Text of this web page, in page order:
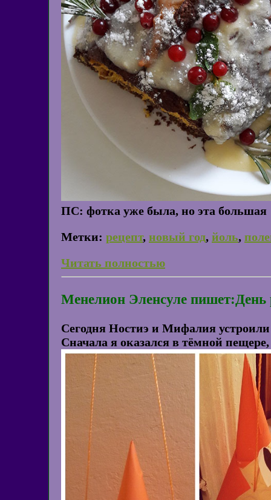
ПС: фотка уже была, но эта большая
Метки: рецепт, новый год, йоль,
Читать полностью
Менелион Эленсуле пишет:День
Сегодня Ностиэ и Мифалия
Сначала я оказался в тёмной